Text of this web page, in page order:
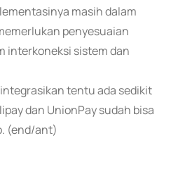
masih dalam
penyesuaian
interkoneksi sistem dan
tentu ada sedikit
dan UnionPay sudah bisa
(end/ant)